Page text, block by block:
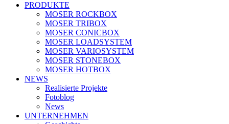
PRODUKTE
MOSER ROCKBOX
MOSER TRIBOX
MOSER CONICBOX
MOSER LOADSYSTEM
MOSER VARIOSYSTEM
MOSER STONEBOX
MOSER HOTBOX
NEWS
Realisierte Projekte
Fotoblog
News
UNTERNEHMEN